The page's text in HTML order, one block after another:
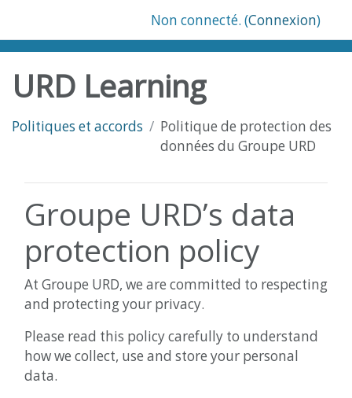
Non connecté. (Connexion)
URD Learning
Politiques et accords
Politique de protection des
données du Groupe URD
Groupe URD’s data
protection policy
At Groupe URD, we are committed to respecting
and protecting your privacy.
Please read this policy carefully to understand
how we collect, use and store your personal
data.